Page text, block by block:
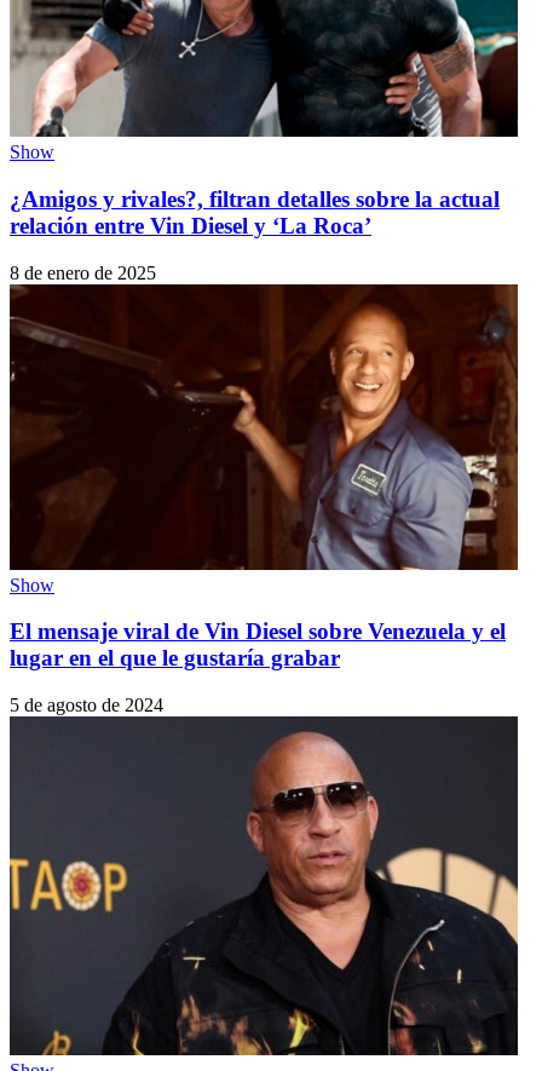
Show
¿Amigos y rivales?, filtran detalles sobre la actual
relación entre Vin Diesel y ‘La Roca’
8 de enero de 2025
Show
El mensaje viral de Vin Diesel sobre Venezuela y el
lugar en el que le gustaría grabar
5 de agosto de 2024